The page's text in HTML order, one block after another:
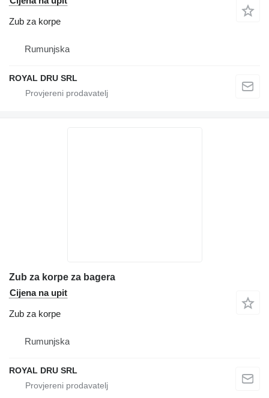
Zub za korpe
Rumunjska
ROYAL DRU SRL
Zub za korpe za bagera
Cijena na upit
Zub za korpe
Rumunjska
ROYAL DRU SRL